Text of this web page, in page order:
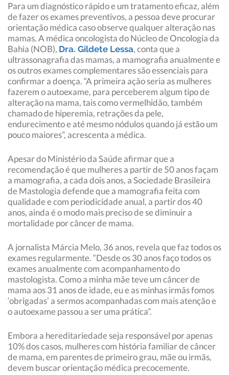
Para um diagnóstico rápido e um tratamento eficaz, além
de fazer os exames preventivos, a pessoa deve procurar
orientação médica caso observe qualquer alteração nas
mamas. A médica oncologista do Núcleo de Oncologia da
Bahia (NOB), Dra. Gildete Lessa, conta que a
ultrassonagrafia das mamas, a mamografia anualmente e
os outros exames complementares são essenciais para
confirmar a doença. “A primeira ação seria as mulheres
fazerem o autoexame, para perceberem algum tipo de
alteração na mama, tais como vermelhidão, também
chamado de hiperemia, retrações da pele,
endurecimento e até mesmo nódulos quando já estão um
pouco maiores”, acrescenta a médica.
Apesar do Ministério da Saúde afirmar que a
recomendação é que mulheres a partir de 50 anos façam
a mamografia, a cada dois anos, a Sociedade Brasileira
de Mastologia defende que a mamografia feita com
qualidade e com periodicidade anual, a partir dos 40
anos, ainda é o modo mais preciso de se diminuir a
mortalidade por câncer de mama.
A jornalista Márcia Melo, 36 anos, revela que faz todos os
exames regularmente. “Desde os 30 anos faço todos os
exames anualmente com acompanhamento do
mastologista. Como a minha mãe teve um câncer de
mama aos 31 anos de idade, eu e as minhas irmãs fomos
‘obrigadas’ a sermos acompanhadas com mais atenção e
o autoexame passou a ser uma prática”.
Embora a hereditariedade seja responsável por apenas
10% dos casos, mulheres com história familiar de câncer
de mama, em parentes de primeiro grau, mãe ou irmãs,
devem buscar orientação médica precocemente.